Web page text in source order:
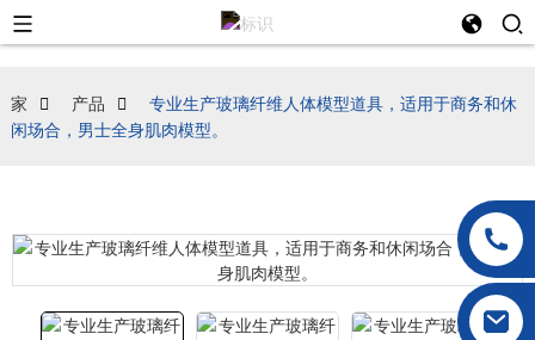
家 产品
专业生产玻璃纤维人体模型道具，适用于商务和休
闲场合，男士全身肌肉模型。